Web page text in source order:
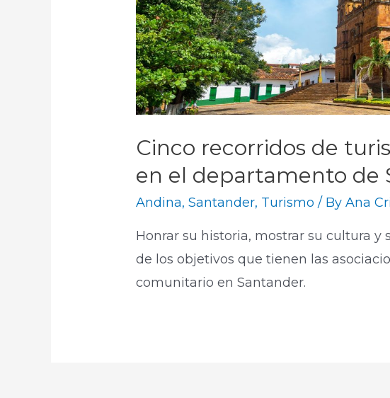
Cinco recorridos de
en el departamento de
Andina,Santander, Turismo / ByAna
Honrar su historia, mostrar su cultura y
de los objetivos que tienen las
comunitario en Santander.